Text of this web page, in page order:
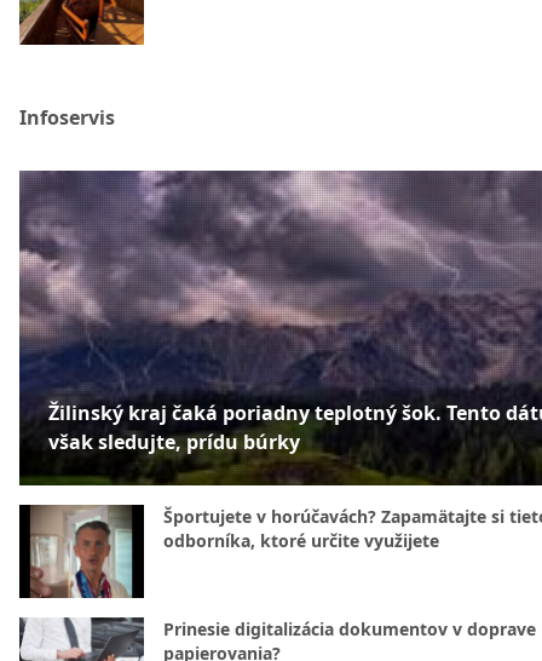
Infoservis
Žilinský kraj čaká poriadny teplotný šok. Tento
však sledujte, prídu búrky
Športujete v horúčavách? Zapamätajte si
odborníka, ktoré určite využijete
Prinesie digitalizácia dokumentov v doprave
papierovania?